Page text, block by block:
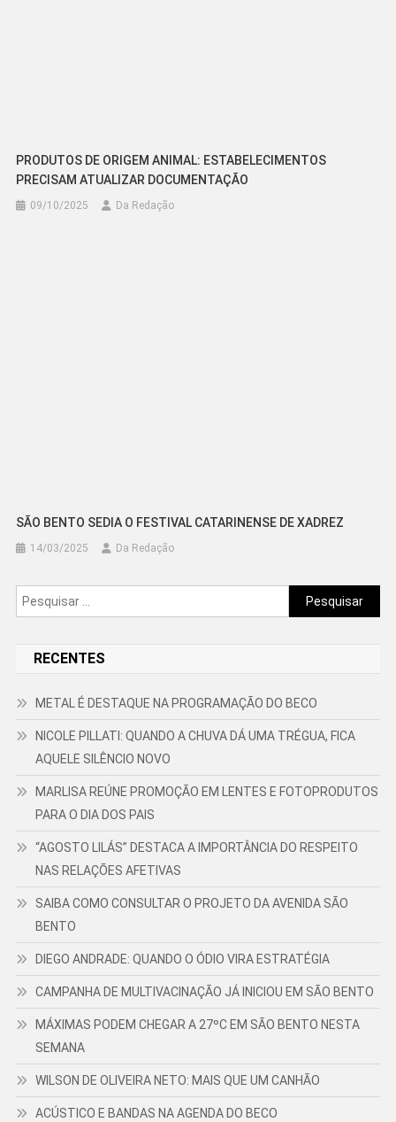
PRODUTOS DE ORIGEM ANIMAL: ESTABELECIMENTOS
PRECISAM ATUALIZAR DOCUMENTAÇÃO
09/10/2025 Da Redação
SÃO BENTO SEDIA O FESTIVAL CATARINENSE DE XADREZ
14/03/2025 Da Redação
Pesquisar
por:
RECENTES
METAL É DESTAQUE NA PROGRAMAÇÃO DO BECO
NICOLE PILLATI: QUANDO A CHUVA DÁ UMA TRÉGUA, FICA
AQUELE SILÊNCIO NOVO
MARLISA REÚNE PROMOÇÃO EM LENTES E FOTOPRODUTOS
PARA O DIA DOS PAIS
“AGOSTO LILÁS” DESTACA A IMPORTÂNCIA DO RESPEITO
NAS RELAÇÕES AFETIVAS
SAIBA COMO CONSULTAR O PROJETO DA AVENIDA SÃO
BENTO
DIEGO ANDRADE: QUANDO O ÓDIO VIRA ESTRATÉGIA
CAMPANHA DE MULTIVACINAÇÃO JÁ INICIOU EM SÃO BENTO
MÁXIMAS PODEM CHEGAR A 27ºC EM SÃO BENTO NESTA
SEMANA
WILSON DE OLIVEIRA NETO: MAIS QUE UM CANHÃO
ACÚSTICO E BANDAS NA AGENDA DO BECO